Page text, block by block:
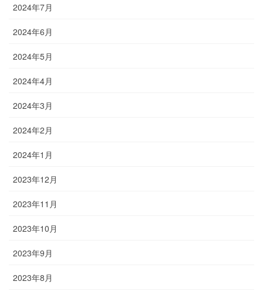
2024年7月
2024年6月
2024年5月
2024年4月
2024年3月
2024年2月
2024年1月
2023年12月
2023年11月
2023年10月
2023年9月
2023年8月